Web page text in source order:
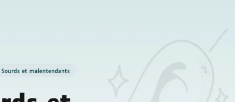
à tous, sous-titrés et adaptés aux personnes